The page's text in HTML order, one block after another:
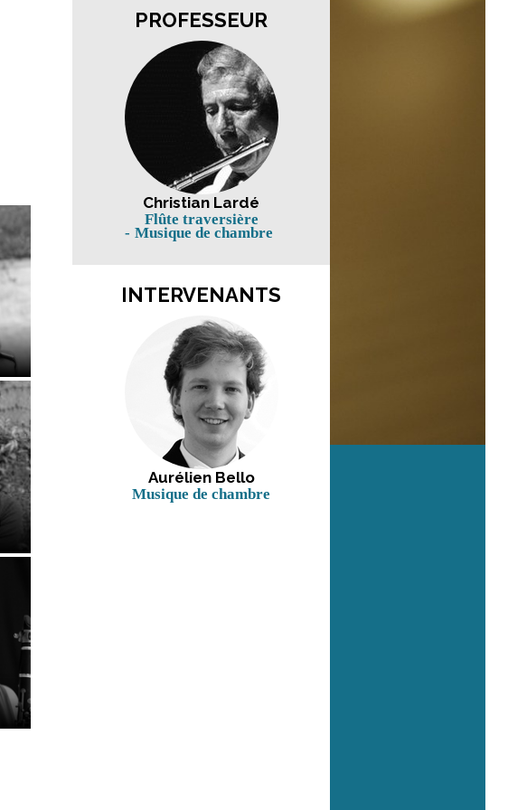
PROFESSEUR
Christian Lardé
Flûte traversière
Musique de chambre
INTERVENANTS
Aurélien Bello
Musique de chambre